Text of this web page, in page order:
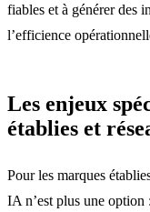
fiables et à générer des
l’efficience
Les enjeux
établies et
Pour les marques
IA n’est plus une